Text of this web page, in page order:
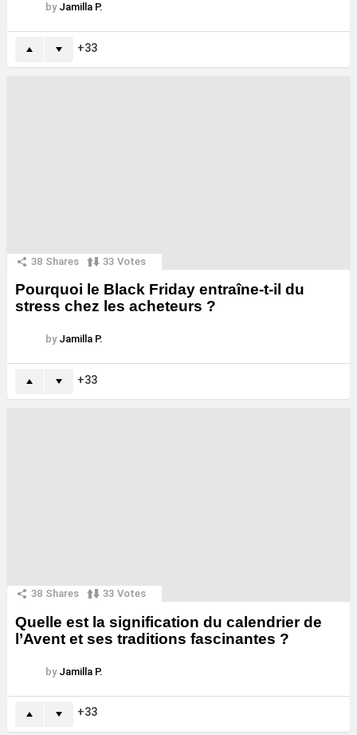
by Jamilla P.
33
38 Shares 33 Votes
Pourquoi le Black Friday entraîne-t-il du
stress chez les acheteurs ?
by Jamilla P.
33
38 Shares 33 Votes
Quelle est la signification du calendrier de
l’Avent et ses traditions fascinantes ?
by Jamilla P.
33